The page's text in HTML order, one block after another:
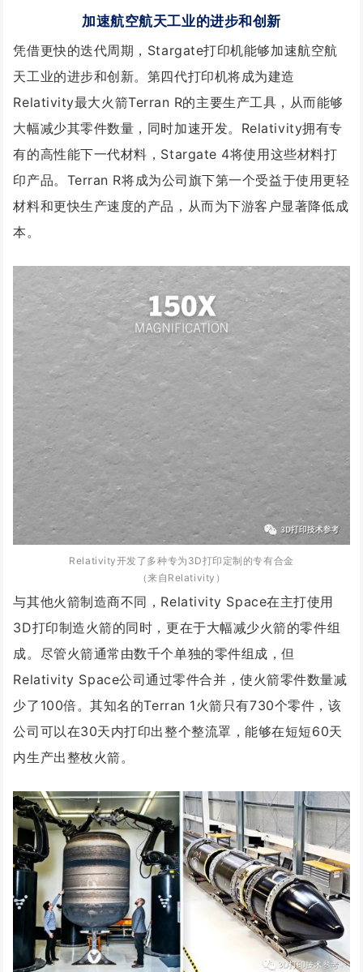
加速航空航天工业的进步和创新
凭借更快的迭代周期，Stargate打印机能够加速航空航
天工业的进步和创新。第四代打印机将成为建造
Relativity最大火箭Terran R的主要生产工具，从而能够
大幅减少其零件数量，同时加速开发。Relativity拥有专
有的高性能下一代材料，Stargate 4将使用这些材料打
印产品。Terran R将成为公司旗下第一个受益于使用更轻
材料和更快生产速度的产品，从而为下游客户显著降低成
本。
Relativity开发了多种专为3D打印定制的专有合金
（来自 Relativity ）
与其他火箭制造商不同，Relativity Space在主打使用
3D打印制造火箭的同时，更在于大幅减少火箭的零件组
成。尽管火箭通常由数千个单独的零件组成，但
Relativity Space公司通过零件合并，使火箭零件数量减
少了100倍。其知名的Terran 1火箭只有730个零件，该
公司可以在30天内打印出整个整流罩，能够在短短60天
内生产出整枚火箭。